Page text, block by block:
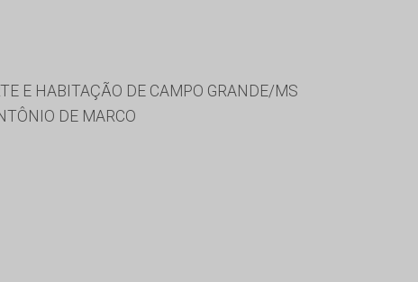
E HABITAÇÃO DE CAMPO GRANDE/MS
DE MARCO